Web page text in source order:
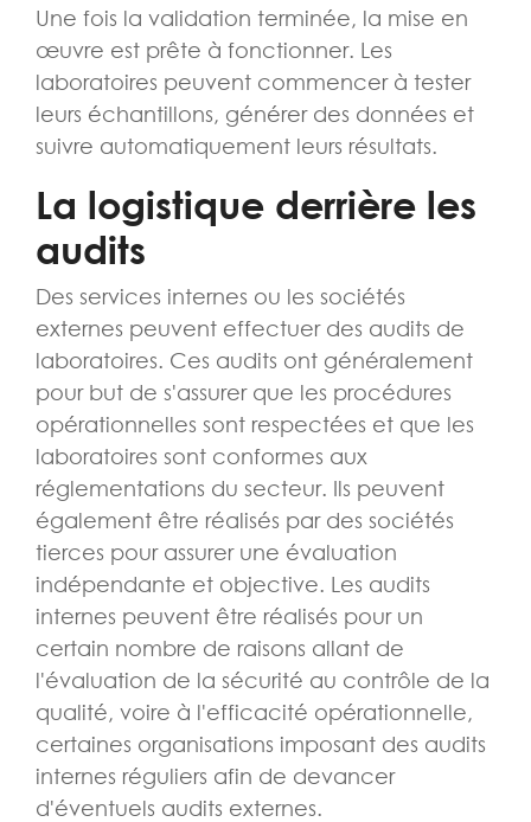
Une fois la validation terminée, la mise en
œuvre est prête à fonctionner. Les
laboratoires peuvent commencer à tester
leurs échantillons, générer des données et
suivre automatiquement leurs résultats.
La logistique derrière les
audits
Des services internes ou les sociétés
externes peuvent effectuer des audits de
laboratoires. Ces audits ont généralement
pour but de s'assurer que les procédures
opérationnelles sont respectées et que les
laboratoires sont conformes aux
réglementations du secteur. Ils peuvent
également être réalisés par des sociétés
tierces pour assurer une évaluation
indépendante et objective. Les audits
internes peuvent être réalisés pour un
certain nombre de raisons allant de
l'évaluation de la sécurité au contrôle de la
qualité, voire à l'efficacité opérationnelle,
certaines organisations imposant des audits
internes réguliers afin de devancer
d'éventuels audits externes.